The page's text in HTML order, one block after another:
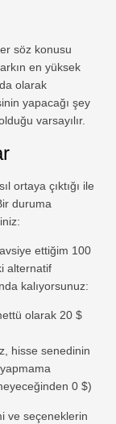
söz konusu
en yüksek
olarak
yapacağı şey
varsayılır.
ortaya çıktığı ile
duruma
ettiğim 100
alternatif
kalıyorsunuz:
olarak 20 $
hisse senedinin
0 $)
ve seçeneklerin